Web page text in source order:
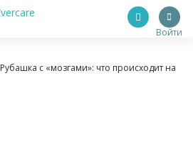
Войти
Рубашка с «мозгами»: что происходит на